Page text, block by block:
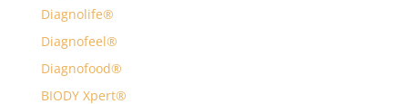
Diagnolife®
Diagnofeel®
Diagnofood®
BIODY Xpert®